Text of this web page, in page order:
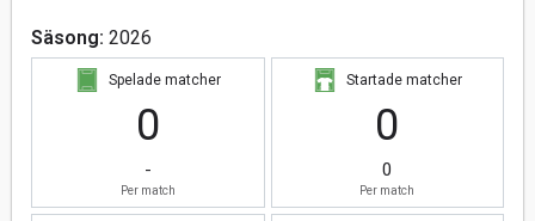
Säsong: 2026
Spelade matcher
0
-
Per match
Startade matcher
0
0
Per match